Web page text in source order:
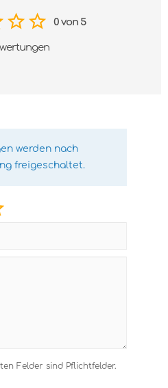
0 von 5
werden nach
freigeschaltet.
Felder sind Pflichtfelder.